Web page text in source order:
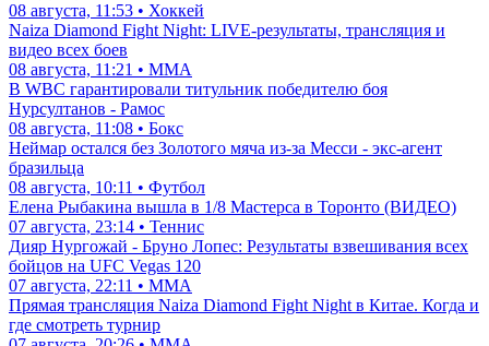
08 августа, 11:53 • Хоккей
Naiza Diamond Fight Night: LIVE-результаты, трансляция и
видео всех боев
08 августа, 11:21 • ММА
В WBC гарантировали титульник победителю боя
Нурсултанов - Рамос
08 августа, 11:08 • Бокс
Неймар остался без Золотого мяча из-за Месси - экс-агент
бразильца
08 августа, 10:11 • Футбол
Елена Рыбакина вышла в 1/8 Мастерса в Торонто (ВИДЕО)
07 августа, 23:14 • Теннис
Дияр Нургожай - Бруно Лопес: Результаты взвешивания всех
бойцов на UFC Vegas 120
07 августа, 22:11 • ММА
Прямая трансляция Naiza Diamond Fight Night в Китае. Когда и
где смотреть турнир